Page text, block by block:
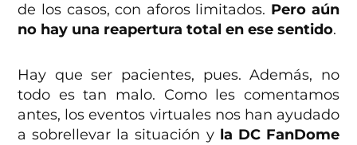
de los casos, con aforos limitados. Pero aún
no hay una reapertura total en ese sentido.
Hay que ser pacientes, pues. Además, no
todo es tan malo. Como les comentamos
antes, los eventos virtuales nos han ayudado
a sobrellevar la situación yla DC FanDome